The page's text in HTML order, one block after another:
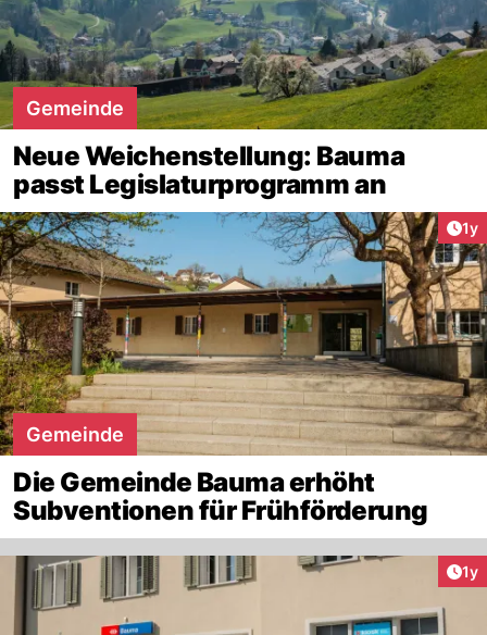
Gemeinde
Neue Weichenstellung: Bauma
passt Legislaturprogramm an
1y
Gemeinde
Die Gemeinde Bauma erhöht
Subventionen für Frühförderung
1y